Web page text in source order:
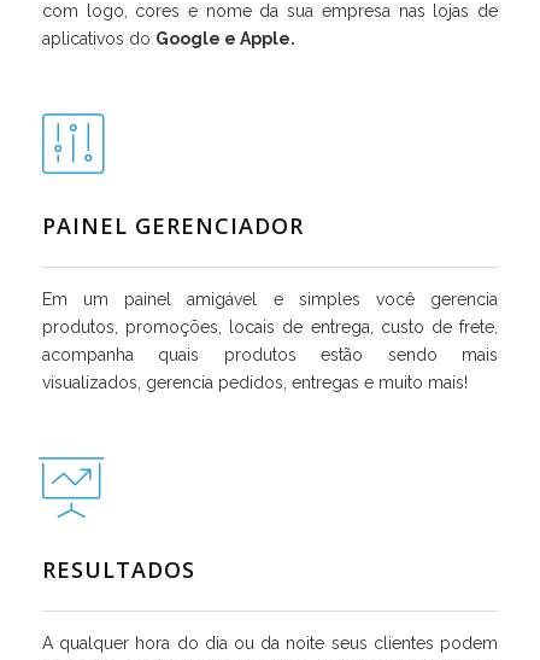
com logo, cores e nome da sua empresa nas lojas de
aplicativos do Google e Apple.
PAINEL GERENCIADOR
Em um painel amigável e simples você gerencia
produtos, promoções, locais de entrega, custo de frete,
acompanha quais produtos estão sendo mais
visualizados, gerencia pedidos, entregas e muito mais!
RESULTADOS
A qualquer hora do dia ou da noite seus clientes podem